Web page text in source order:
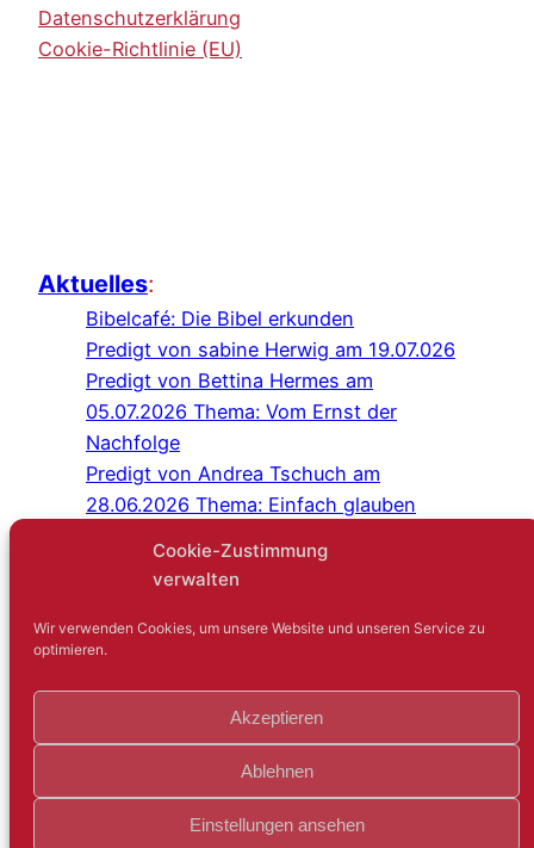
Cookie-Zustimmung
verwalten
Wir verwenden Cookies, um unsere Website und unseren Service zu
optimieren.
Akzeptieren
Ablehnen
Einstellungen ansehen
Datenschutzerklärung
Cookie-Richtlinie (EU)
Aktuelles:
Bibelcafé: Die Bibel erkunden
Predigt von sabine Herwig am 19.07.026
Predigt von Bettina Hermes am
05.07.2026 Thema: Vom Ernst der
Nachfolge
Predigt von Andrea Tschuch am
28.06.2026 Thema: Einfach glauben
Predigt von Sabine Herwig am
Gottesdienst im Schlosshof Lüntenbeck
Kreuz-und-quer-Gespräch: Niemand
sagt gerne: Ich bin einsam
Gartenfest mit der IEG
Predigt von Judith Hambsch am
Innehalten und Beten